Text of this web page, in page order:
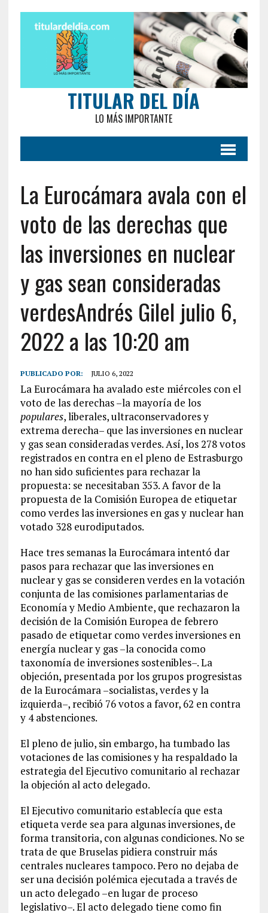
TITULAR DEL DÍA
LO MÁS IMPORTANTE
La Eurocámara avala con el
voto de las derechas que
las inversiones en nuclear
y gas sean consideradas
verdesAndrés Gilel julio 6,
2022 a las 10:20 am
PUBLICADO POR: JULIO 6, 2022
La Eurocámara ha avalado este miércoles con el
voto de las derechas –la mayoría de los
populares, liberales, ultraconservadores y
extrema derecha– que las inversiones en nuclear
y gas sean consideradas verdes. Así, los 278 votos
registrados en contra en el pleno de Estrasburgo
no han sido suficientes para rechazar la
propuesta: se necesitaban 353. A favor de la
propuesta de la Comisión Europea de etiquetar
como verdes las inversiones en gas y nuclear han
votado 328 eurodiputados.
Hace tres semanas la Eurocámara intentó dar
pasos para rechazar que las inversiones en
nuclear y gas se consideren verdes en la votación
conjunta de las comisiones parlamentarias de
Economía y Medio Ambiente, que rechazaron la
decisión de la Comisión Europea de febrero
pasado de etiquetar como verdes inversiones en
energía nuclear y gas –la conocida como
taxonomía de inversiones sostenibles–. La
objeción, presentada por los grupos progresistas
de la Eurocámara –socialistas, verdes y la
izquierda–, recibió 76 votos a favor, 62 en contra
y 4 abstenciones.
El pleno de julio, sin embargo, ha tumbado las
votaciones de las comisiones y ha respaldado la
estrategia del Ejecutivo comunitario al rechazar
la objeción al acto delegado.
El Ejecutivo comunitario establecía que esta
etiqueta verde sea para algunas inversiones, de
forma transitoria, con algunas condiciones. No se
trata de que Bruselas pidiera construir más
centrales nucleares tampoco. Pero no dejaba de
ser una decisión polémica ejecutada a través de
un acto delegado –en lugar de proceso
legislativo–. El acto delegado tiene como fin